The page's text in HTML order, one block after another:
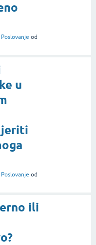
Poslovanje od
u
Poslovanje od
ili